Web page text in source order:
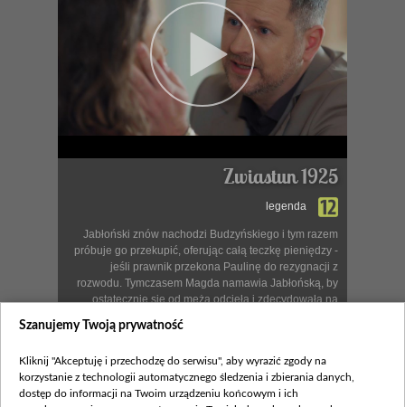
Zwiastun 1925
legenda
Jabłoński znów nachodzi Budzyńskiego i tym razem
próbuje go przekupić, oferując całą teczkę pieniędzy -
jeśli prawnik przekona Paulinę do rezygnacji z
rozwodu. Tymczasem Magda namawia Jabłońską, by
ostatecznie się od męża odcięła i zdecydowała na
Paulina wpada w zastawioną przez "ukochanego"
o Pawła, który na nowo zrywa z bliskimi kontakt i szuka
zapomnienia w alkoholu. Łukasz Buczak
przeprowadza się do domu syna, dzięki czemu ma
Szanujemy Twoją prywatność
Kliknij "Akceptuję i przechodzę do serwisu", aby wyrazić zgody na
korzystanie z technologii automatycznego śledzenia i zbierania danych,
dostęp do informacji na Twoim urządzeniu końcowym i ich